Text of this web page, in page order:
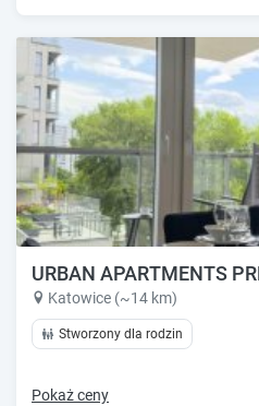
URBAN APARTMENTS
Katowice (~14 km)
Stworzony dla rodzin
Pokaż ceny